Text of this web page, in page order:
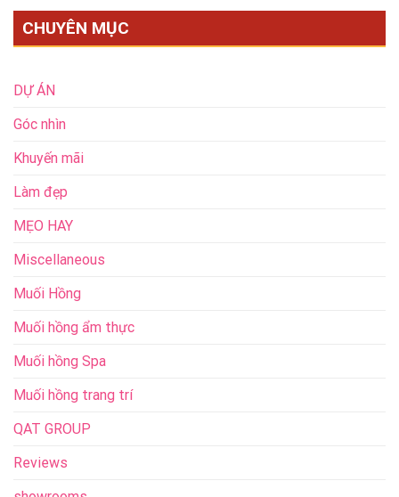
CHUYÊN MỤC
DỰ ÁN
Góc nhìn
Khuyến mãi
Làm đẹp
MẸO HAY
Miscellaneous
Muối Hồng
Muối hồng ẩm thực
Muối hồng Spa
Muối hồng trang trí
QAT GROUP
Reviews